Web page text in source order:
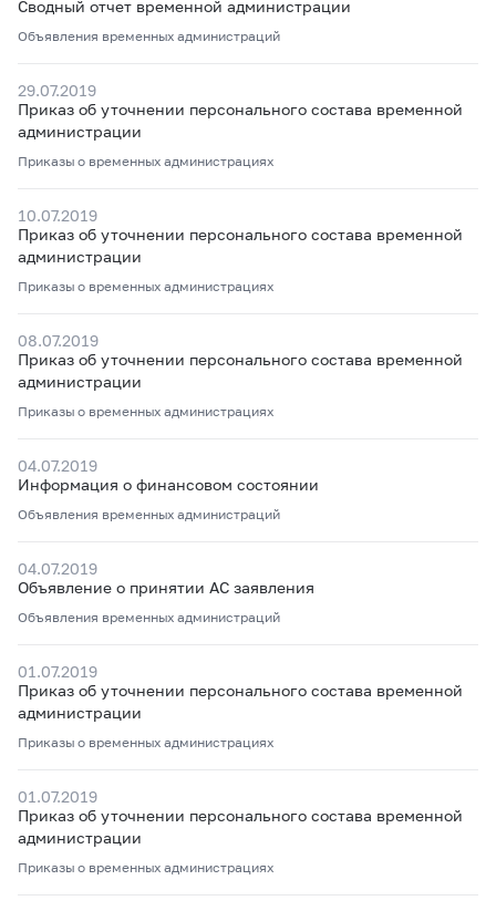
Сводный отчет временной администрации
Объявления временных администраций
29.07.2019
Приказ об уточнении персонального состава временной
администрации
Приказы о временных администрациях
10.07.2019
Приказ об уточнении персонального состава временной
администрации
Приказы о временных администрациях
08.07.2019
Приказ об уточнении персонального состава временной
администрации
Приказы о временных администрациях
04.07.2019
Информация о финансовом состоянии
Объявления временных администраций
04.07.2019
Объявление о принятии АС заявления
Объявления временных администраций
01.07.2019
Приказ об уточнении персонального состава временной
администрации
Приказы о временных администрациях
01.07.2019
Приказ об уточнении персонального состава временной
администрации
Приказы о временных администрациях